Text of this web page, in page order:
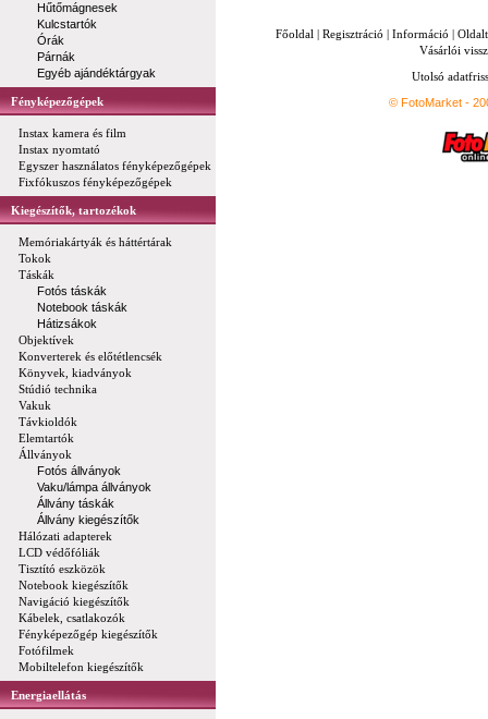
Hűtőmágnesek
Kulcstartók
Órák
Párnák
Egyéb ajándéktárgyak
Fényképezőgépek
Instax kamera és film
Instax nyomtató
Egyszer használatos fényképezőgépek
Fixfókuszos fényképezőgépek
Kiegészítők, tartozékok
Memóriakártyák és háttértárak
Tokok
Táskák
Fotós táskák
Notebook táskák
Hátizsákok
Objektívek
Konverterek és előtétlencsék
Könyvek, kiadványok
Stúdió technika
Vakuk
Távkioldók
Elemtartók
Állványok
Fotós állványok
Vaku/lámpa állványok
Állvány táskák
Állvány kiegészítők
Hálózati adapterek
LCD védőfóliák
Tisztító eszközök
Notebook kiegészítők
Navigáció kiegészítők
Kábelek, csatlakozók
Fényképezőgép kiegészítők
Fotófilmek
Mobiltelefon kiegészítők
Energiaellátás
Főoldal | Regisztráció | Információ |
Vásárlói
Utolsó
© FotoMarket -